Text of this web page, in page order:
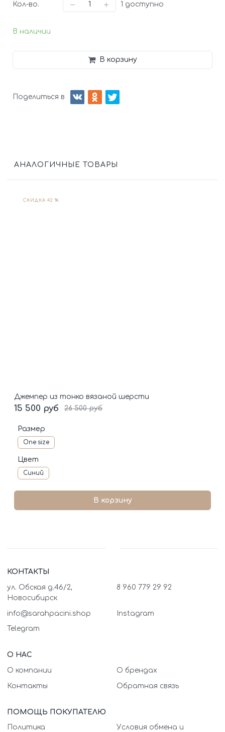
В наличии
Кол-во. 1 доступно
В корзину
Поделиться в
АНАЛОГИЧНЫЕ ТОВАРЫ
СКИДКА 42 %
Джемпер из тонко вязаной шерсти
15 500 руб 26 500 руб
Размер
One size
Цвет
Синий
В корзину
КОНТАКТЫ
ул. Обская д.46/2,
Новосибирск
8 960 779 29 92
info@sarahpacini.shop Instagram
Telegram
О НАС
О компании О брендах
Контакты Обратная связь
ПОМОЩЬ ПОКУПАТЕЛЮ
Политика Условия обмена и